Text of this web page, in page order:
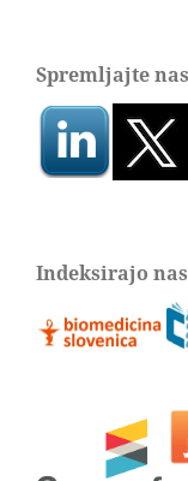
Spremljajte
Indeksirajo nas